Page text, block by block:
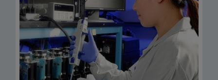
Folheto informativo
Xpert Xpress CoV-2/Flu/RSV plus IFU CE-IVD
(Portuguese) (GeneXpert System with Touchscreen)
PT_PT